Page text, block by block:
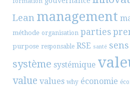
Lean management
méthode organisation parties
purpose responsable RSE santé sens
système systémique
value values why économie